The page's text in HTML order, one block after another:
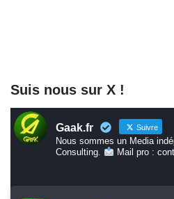
Suis nous sur X !
Gaak.fr Suivre
Nous sommes un Media
Consulting.
Mail pro :